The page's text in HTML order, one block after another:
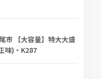
市 【大容量】特大大盛
味)・K287